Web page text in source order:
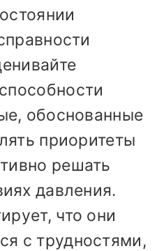
обоснованные
приоритеты
решать
давления.
что они
с трудностями,